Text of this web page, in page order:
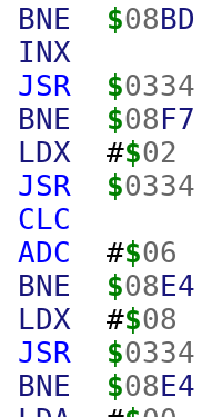
BNE $08BD
INX
JSR $0334
BNE $08F7
LDX #$02
JSR $0334
CLC
ADC #$06
BNE $08E4
LDX #$08
JSR $0334
BNE $08E4